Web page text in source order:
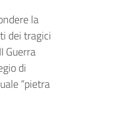
la
dei tragici
Guerra
di
“pietra